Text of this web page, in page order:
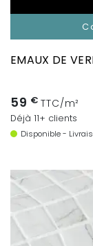
EMAUX DE
59 € TTC/m²
Déjà 11+ clients
Disponible -